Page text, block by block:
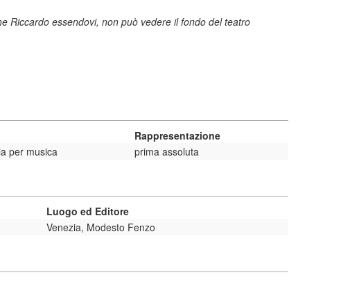
Riccardo essendovi, non può vedere il fondo del teatro
Rappresentazione
per musica prima assoluta
Luogo ed Editore
Venezia, Modesto Fenzo